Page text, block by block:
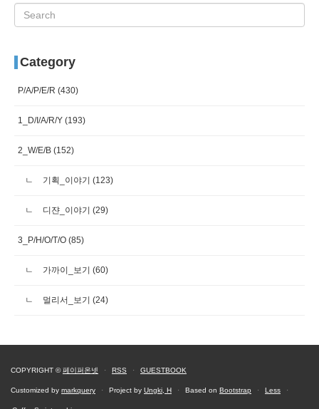
Category
P/A/P/E/R (430)
1_D/I/A/R/Y (193)
2_W/E/B (152)
기획_이야기 (123)
디쟌_이야기 (29)
3_P/H/O/T/O (85)
가까이_보기 (60)
멀리서_보기 (24)
COPYRIGHT ©페이퍼온넷 · RSS · GUESTBOOK
Customized by markquery · Project by Ungki, H · Based on Bootstrap · Less ·